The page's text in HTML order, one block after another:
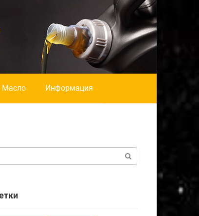
Масло Информация